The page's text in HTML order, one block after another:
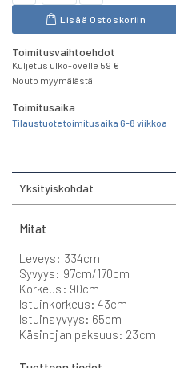
Lisää Ostoskoriin
Toimitusvaihtoehdot
Kuljetus ulko-ovelle 59 €
Nouto myymälästä
Toimitusaika
Tilaustuote toimitusaika 6-8 viikkoa
Yksityiskohdat
Mitat
Leveys: 334cm
Syvyys: 97cm/170cm
Korkeus: 90cm
Istuinkorkeus: 43cm
Istuinsyvyys: 65cm
Käsinojan paksuus: 23cm